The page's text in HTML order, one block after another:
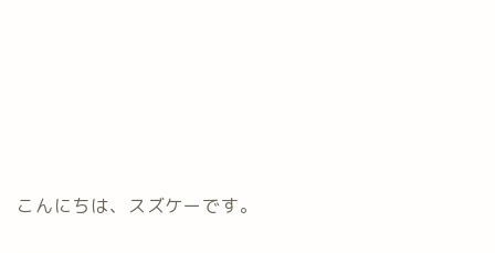
こんにちは、スズケーです。